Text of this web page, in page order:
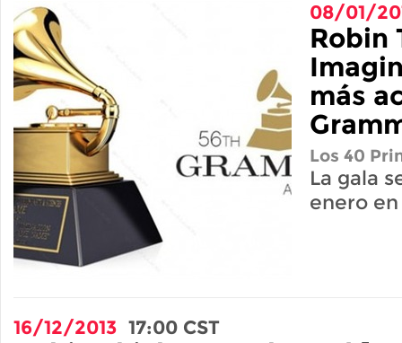
08/01/
Robin
más
Los 40
La gala
enero
16/12/2013 17:00 CST